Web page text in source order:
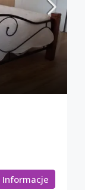
Informacje